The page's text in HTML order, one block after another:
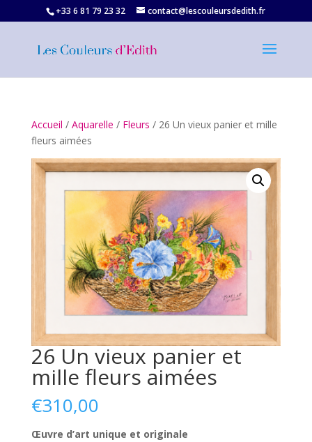
+33 6 81 79 23 32‬ contact@lescouleursdedith.fr
Accueil / Aquarelle / Fleurs / 26 Un vieux panier et mille
fleurs aimées
26 Un vieux panier et
mille fleurs aimées
€310,00
Œuvre d’art unique et originale